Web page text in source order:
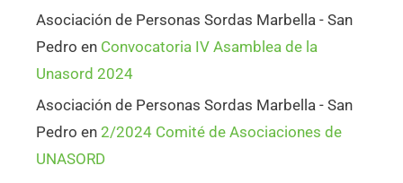
Asociación de Personas Sordas Marbella - San
Pedro en Convocatoria IV Asamblea de la
Unasord 2024
Asociación de Personas Sordas Marbella - San
Pedro en 2/2024 Comité de Asociaciones de
UNASORD